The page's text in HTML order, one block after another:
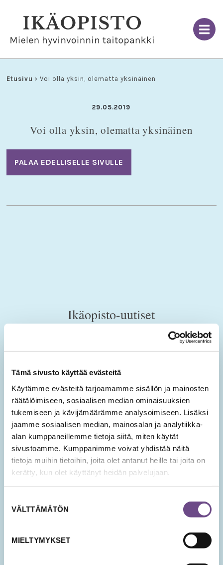
Tämä sivusto käyttää evästeitä
Käytämme evästeitä tarjoamamme sisällön ja mainosten
räätälöimiseen, sosiaalisen median ominaisuuksien
tukemiseen ja kävijämäärämme analysoimiseen. Lisäksi
jaamme sosiaalisen median, mainosalan ja analytiikka-
alan kumppaneillemme tietoja siitä, miten käytät
sivustoamme. Kumppanimme voivat yhdistää näitä
tietoja muihin tietoihin, joita olet antanut heille tai joita on
kerätty, kun olet käyttänyt heidän palvelujaan.
valinta
VÄLTTÄMÄTÖN
MIELTYMYKSET
Etusivu ›Voi olla yksin, olematta yksinäinen
29.05.2019
Voi olla yksin, olematta yksinäinen
PALAA EDELLISELLE SIVULLE
Ikäopisto-uutiset
Tilaamalla sähköisen uutiskirjeen saat tietoa sivuston
uusista sisällöistä sekä ajankohtaisista mielen
Tilaa Ikäopisto -uutiset
SÄHKÖPOSTIOSOITE*
Hyväksyn tietojeni tallentamisen ja käsittelyn
uutisten lähettämistä varten.
KK
slash
slash